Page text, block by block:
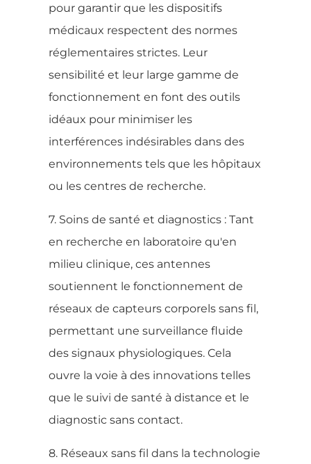
pour garantir que les dispositifs
médicaux respectent des normes
réglementaires strictes. Leur
sensibilité et leur large gamme de
fonctionnement en font des outils
idéaux pour minimiser les
interférences indésirables dans des
environnements tels que les hôpitaux
ou les centres de recherche.
7. Soins de santé et diagnostics : Tant
en recherche en laboratoire qu'en
milieu clinique, ces antennes
soutiennent le fonctionnement de
réseaux de capteurs corporels sans fil,
permettant une surveillance fluide
des signaux physiologiques. Cela
ouvre la voie à des innovations telles
que le suivi de santé à distance et le
diagnostic sans contact.
8. Réseaux sans fil dans la technologie